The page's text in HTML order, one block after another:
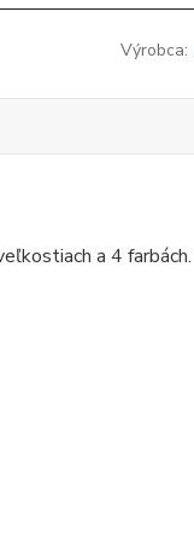
Výrobca:
a 4 farbách.